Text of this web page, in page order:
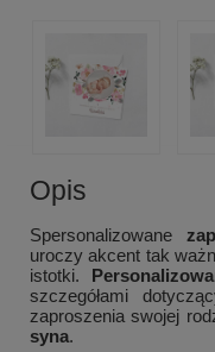
Opis
Spersonalizowane
uroczy akcent tak
istotki.
szczegółami
zaproszenia swojej
syna.